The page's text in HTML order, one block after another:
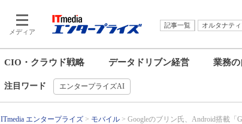
メディア
記事一覧 オルタナテ
CIO・クラウド戦略 データドリブン経営 業務
注目ワード エンタープライズAI
ITmedia エンタープライズ モバイル Googleのブリン氏、Android搭載「